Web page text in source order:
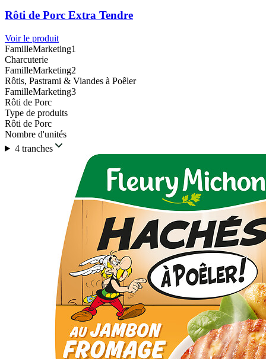
Rôti de Porc Extra Tendre
Voir le produit
FamilleMarketing1
Charcuterie
FamilleMarketing2
Rôtis, Pastrami & Viandes à Poêler
FamilleMarketing3
Rôti de Porc
Type de produits
Rôti de Porc
Nombre d'unités
4 tranches